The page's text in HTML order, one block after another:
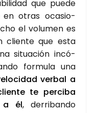
que pue­de
en otras oca­sio­
el volu­men es
clien­te que esta
situa­ción incó­
for­mu­la una
ver­bal a
te per­ci­ba
a él, derri­ban­do